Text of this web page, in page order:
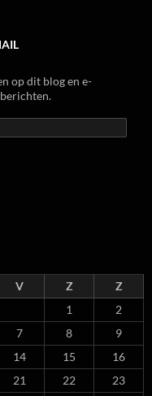
op dit blog en e-
V Z
Z
1
2
7 8
9
14 15
16
21 22
23